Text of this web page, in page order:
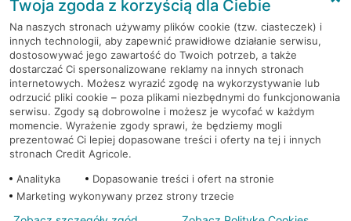
RODO
Regulamin serwisu
Mapa serwisu
PolitykaCookies
Twoja zgoda z korzyścią dla Ciebie
Na naszych stronach używamy plików cookie (tzw. ciasteczek) i
innych technologii, aby zapewnić prawidłowe działanie serwisu,
dostosowywać jego zawartość do Twoich potrzeb, a także
dostarczać Ci spersonalizowane reklamy na innych stronach
internetowych. Możesz wyrazić zgodę na wykorzystywanie lub
odrzucić pliki cookie – poza plikami niezbędnymi do funkcjonowania
serwisu. Zgody są dobrowolne i możesz je wycofać w każdym
momencie. Wyrażenie zgody sprawi, że będziemy mogli
prezentować Ci lepiej dopasowane treści i oferty na tej i innych
stronach Credit Agricole.
Analityka
Dopasowanie treści i ofert na stronie
Marketing wykonywany przez strony trzecie